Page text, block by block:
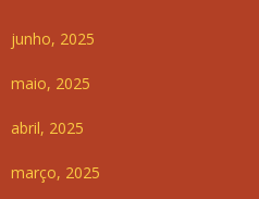
junho, 2025
maio, 2025
abril, 2025
março, 2025